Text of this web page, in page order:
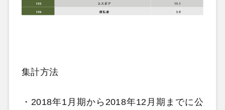
集計方法
・2018年1月期から2018年12月期までに公